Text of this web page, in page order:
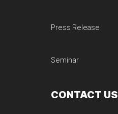
Press Release
Seminar
CONTACT US